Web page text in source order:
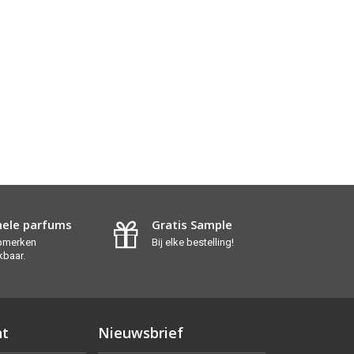
parfums Gratis Sample
Bij elke bestelling!
Nieuwsbrief